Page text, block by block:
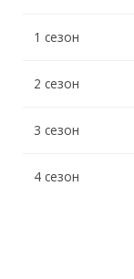
1 сезон
2 сезон
3 сезон
4 сезон